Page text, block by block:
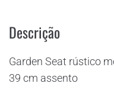
Descrição
Garden Seat rústico
39 cm assento